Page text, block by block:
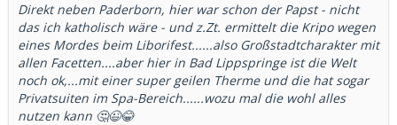
Direkt neben Paderborn, hier war schon der Papst - nicht
das ich katholisch wäre - und z.Zt. ermittelt die Kripo wegen
eines Mordes beim Liborifest......also Großstadtcharakter mit
allen Facetten....aber hier in Bad Lippspringe ist die Welt
noch ok,...mit einer super geilen Therme und die hat sogar
Privatsuiten im Spa-Bereich......wozu mal die wohl alles
nutzen kann 🤔😉😂